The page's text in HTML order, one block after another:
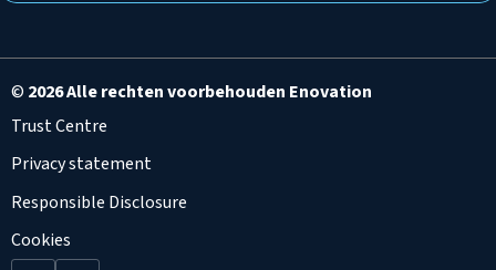
© 2026 Alle rechten voorbehouden Enovation
Trust Centre
Privacy statement
Responsible Disclosure
Cookies